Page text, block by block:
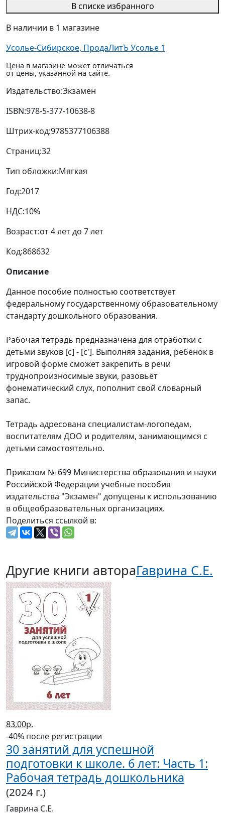
В списке избранного
В наличии в 1 магазине
Усолье-Сибирское, ПродаЛитЪ Усолье 1
Цена в магазине может отличаться
от цены, указанной на сайте.
Издательство:Экзамен
ISBN:978-5-377-10638-8
Штрих-код:9785377106388
Страниц:32
Тип обложки:Мягкая
Год:2017
НДС:10%
Возраст:от 4 лет до 7 лет
Код:868632
Описание
Данное пособие полностью соответствует
федеральному государственному образовательному
стандарту дошкольного образования.
Рабочая тетрадь предназначена для отработки с
детьми звуков [с] - [с']. Выполняя задания, ребёнок в
игровой форме сможет закрепить в речи
труднопроизносимые звуки, разовьёт
фонематический слух, пополнит свой словарный
запас.
Тетрадь адресована специалистам-логопедам,
воспитателям ДОО и родителям, занимающимся с
детьми самостоятельно.
Приказом № 699 Министерства образования и науки
Российской Федерации учебные пособия
издательства "Экзамен" допущены к использованию
в общеобразовательных организациях.
Поделиться ссылкой в:
Другие книги автораГаврина С.Е.
83,00р.
-40% после регистрации
30 занятий для успешной
подготовки к школе. 6 лет: Часть 1:
Рабочая тетрадь дошкольника
(2024 г.)
Гаврина С.Е.